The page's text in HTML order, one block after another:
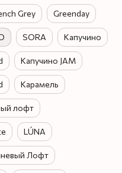
Grey Greenday
SORA Капучино
Капучино JAM
Карамель
лофт
LÚNA
Лофт